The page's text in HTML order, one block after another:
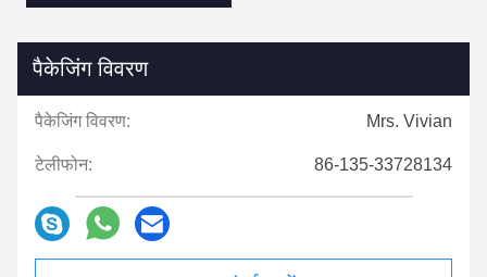
पैकेजिंग विवरण
पैकेजिंग विवरण: Mrs. Vivian
टेलीफोन: 86-135-33728134